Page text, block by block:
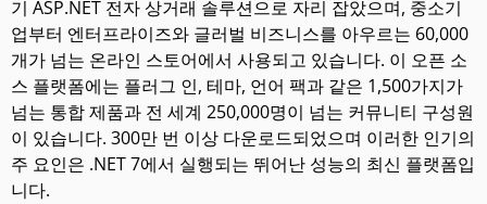
기 ASP.NET 전자 상거래 솔루션으로 자리 잡았으며, 중소기
업부터 엔터프라이즈와 글러벌 비즈니스를 아우르는 60,000
개가 넘는 온라인 스토어에서 사용되고 있습니다. 이 오픈 소
스 플랫폼에는 플러그 인, 테마, 언어 팩과 같은 1,500가지가
넘는 통합 제품과 전 세계 250,000명이 넘는 커뮤니티 구성원
이 있습니다. 300만 번 이상 다운로드되었으며 이러한 인기의
주 요인은 .NET 7에서 실행되는 뛰어난 성능의 최신 플랫폼입
니다.